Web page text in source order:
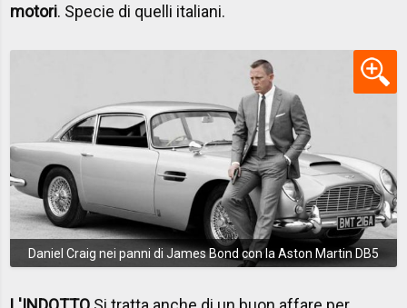
motori. Specie di quelli italiani.
Daniel Craig nei panni di James Bond con la Aston Martin DB5